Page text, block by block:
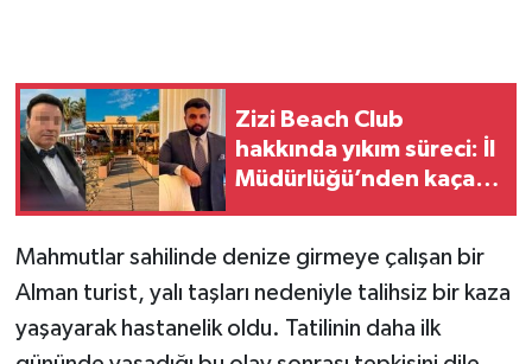
Zizi Beach Club
hakkında yıkım süreci: İl
Müdürlüğü’nden kaçak
Mahmutlar sahilinde denize girmeye çalışan bir
Alman turist, yalı taşları nedeniyle talihsiz bir kaza
yaşayarak hastanelik oldu. Tatilinin daha ilk